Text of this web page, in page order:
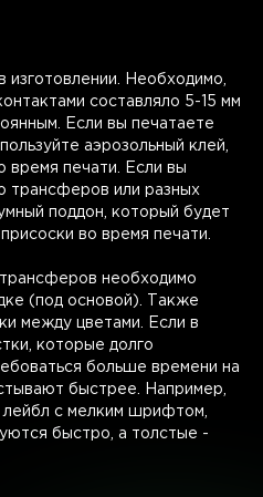
Необходимо,
составляло 5-15 мм
Если вы печатаете
аэрозольный клей,
время печати. Если вы
трансферов или разных
поддон, который будет
во время печати.
необходимо
(под основой). Также
между цветами. Если в
которые долго
больше времени на
быстрее. Например,
лейбл с мелким шрифтом,
быстро, а толстые -